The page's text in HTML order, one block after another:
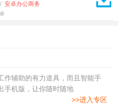
安卓办公商务
作辅助的有力道具，而且智能手
手机版，让你随时随地
>>进入专区